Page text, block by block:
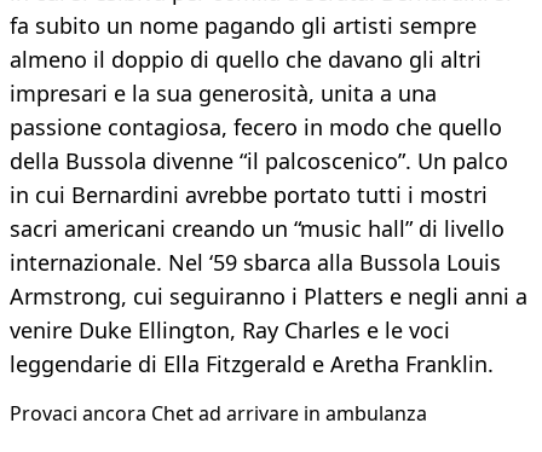
fa subito un nome pagando gli artisti sempre
almeno il doppio di quello che davano gli altri
impresari e la sua generosità, unita a una
passione contagiosa, fecero in modo che quello
della Bussola divenne “il palcoscenico”. Un palco
in cui Bernardini avrebbe portato tutti i mostri
sacri americani creando un “music hall” di livello
internazionale. Nel ‘59 sbarca alla Bussola Louis
Armstrong, cui seguiranno i Platters e negli anni a
venire Duke Ellington, Ray Charles e le voci
leggendarie di Ella Fitzgerald e Aretha Franklin.
Provaci ancora Chet ad arrivare in ambulanza